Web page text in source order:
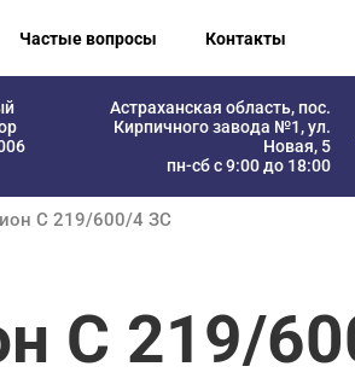
Частые вопросы Контакты
Астраханская область, пос.
Кирпичного завода №1, ул.
Новая, 5
пн-сб с 9:00 до 18:00
С 219/600/4 ЗС
С 219/